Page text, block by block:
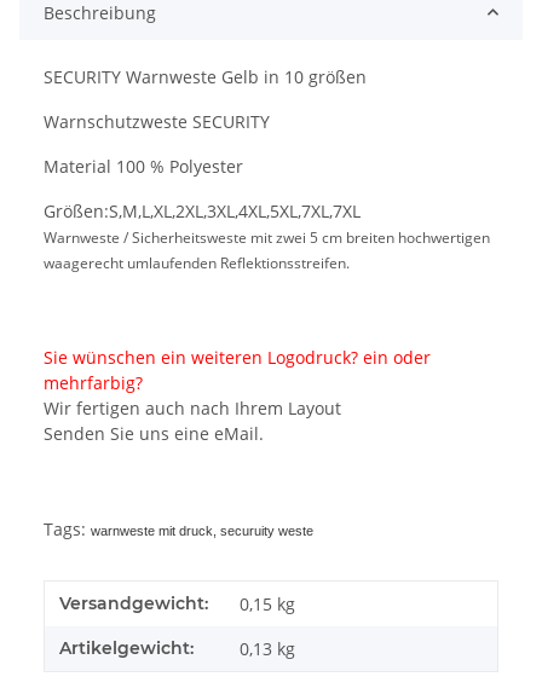
Beschreibung
SECURITY Warnweste Gelb in 10 größen
Warnschutzweste SECURITY
Material 100 % Polyester
Größen:S,M,L,XL,2XL,3XL,4XL,5XL,7XL,7XL
Warnweste / Sicherheitsweste mit zwei 5 cm breiten hochwertigen
waagerecht umlaufenden Reflektionsstreifen.
Sie wünschen ein weiteren Logodruck? ein oder
mehrfarbig?
Wir fertigen auch nach Ihrem Layout
Senden Sie uns eine eMail.
Tags: warnweste mit druck, securuity weste
Versandgewicht: 0,15 kg
Artikelgewicht: 0,13 kg